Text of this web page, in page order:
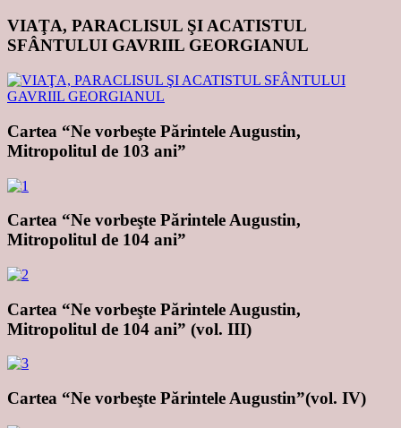
VIAŢA, PARACLISUL ŞI ACATISTUL
SFÂNTULUI GAVRIIL GEORGIANUL
Cartea “Ne vorbeşte Părintele Augustin,
Mitropolitul de 103 ani”
Cartea “Ne vorbeşte Părintele Augustin,
Mitropolitul de 104 ani”
Cartea “Ne vorbeşte Părintele Augustin,
Mitropolitul de 104 ani” (vol. III)
Cartea “Ne vorbeşte Părintele Augustin”(vol. IV)